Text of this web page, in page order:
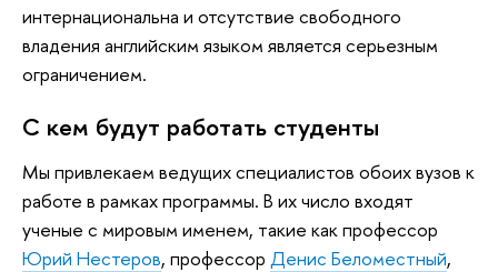
интернациональна и отсутствие свободного
владения английским языком является серьезным
ограничением.
С кем будут работать студенты
Мы привлекаем ведущих специалистов обоих вузов к
работе в рамках программы. В их число входят
ученые с мировым именем, такие как профессор
Юрий Нестеров, профессор Денис Беломестный,